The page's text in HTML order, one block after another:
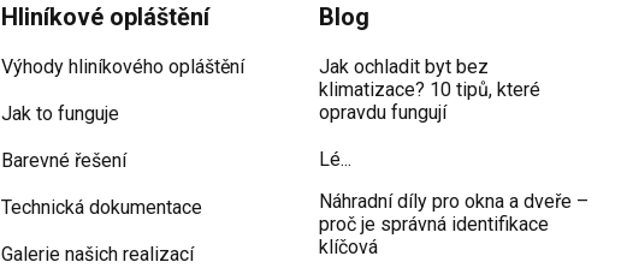
Hliníkové opláštění
Výhody hliníkového opláštění
Jak to funguje
Barevné řešení
Technická dokumentace
Galerie našich realizací
Blog
Jak ochladit byt bez
klimatizace? 10 tipů, které
opravdu fungují
Lé...
Náhradní díly pro okna a dveře –
proč je správná identifikace
klíčová